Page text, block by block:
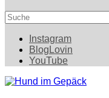
Search
Instagram
BlogLovin
YouTube